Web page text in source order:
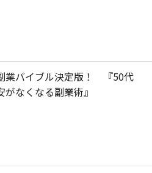
業バイブル決定版！ 『50代
がなくなる副業術』